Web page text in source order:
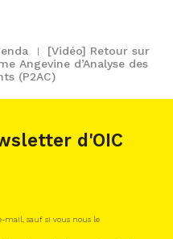
[Vidéo] Retour sur
Angevine d’Analyse des
(P2AC)
d'OIC
mail, sauf si vous nous le